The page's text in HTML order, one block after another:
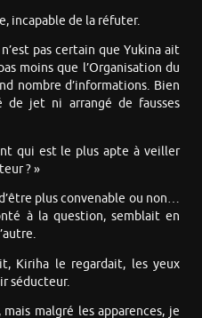
incapable de la réfuter.
pas certain que Yukina ait
moins que l’Organisation du
nombre d’informations. Bien
de jet ni arrangé de fausses
qui est le plus apte à veiller
? »
plus convenable ou non…
à la question, semblait en
Kiriha le regardait, les yeux
séducteur.
malgré les apparences, je